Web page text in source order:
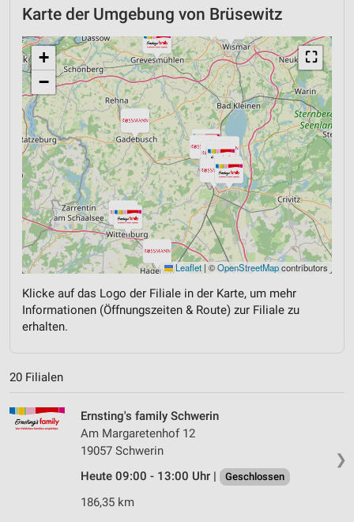
Karte der Umgebung von Brüsewitz
⛶
+
−
Leaflet | ©OpenStreetMapcontributors
Klicke auf das Logo der Filiale in der Karte, um mehr
Informationen (Öffnungszeiten & Route) zur Filiale zu
erhalten.
20 Filialen
❯
Ernsting's family Schwerin
Am Margaretenhof 12
19057 Schwerin
Heute 09:00 - 13:00 Uhr |
Geschlossen
186,35 km